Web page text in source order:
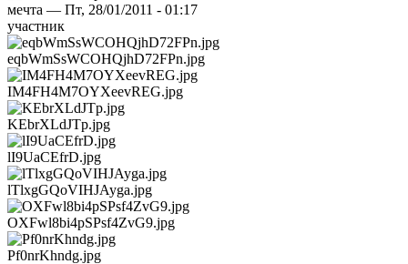
мечта — Пт, 28/01/2011 - 01:17
участник
eqbWmSsWCOHQjhD72FPn.jpg
IM4FH4M7OYXeevREG.jpg
KEbrXLdJTp.jpg
lI9UaCEfrD.jpg
lTlxgGQoVIHJAyga.jpg
OXFwl8bi4pSPsf4ZvG9.jpg
Pf0nrKhndg.jpg